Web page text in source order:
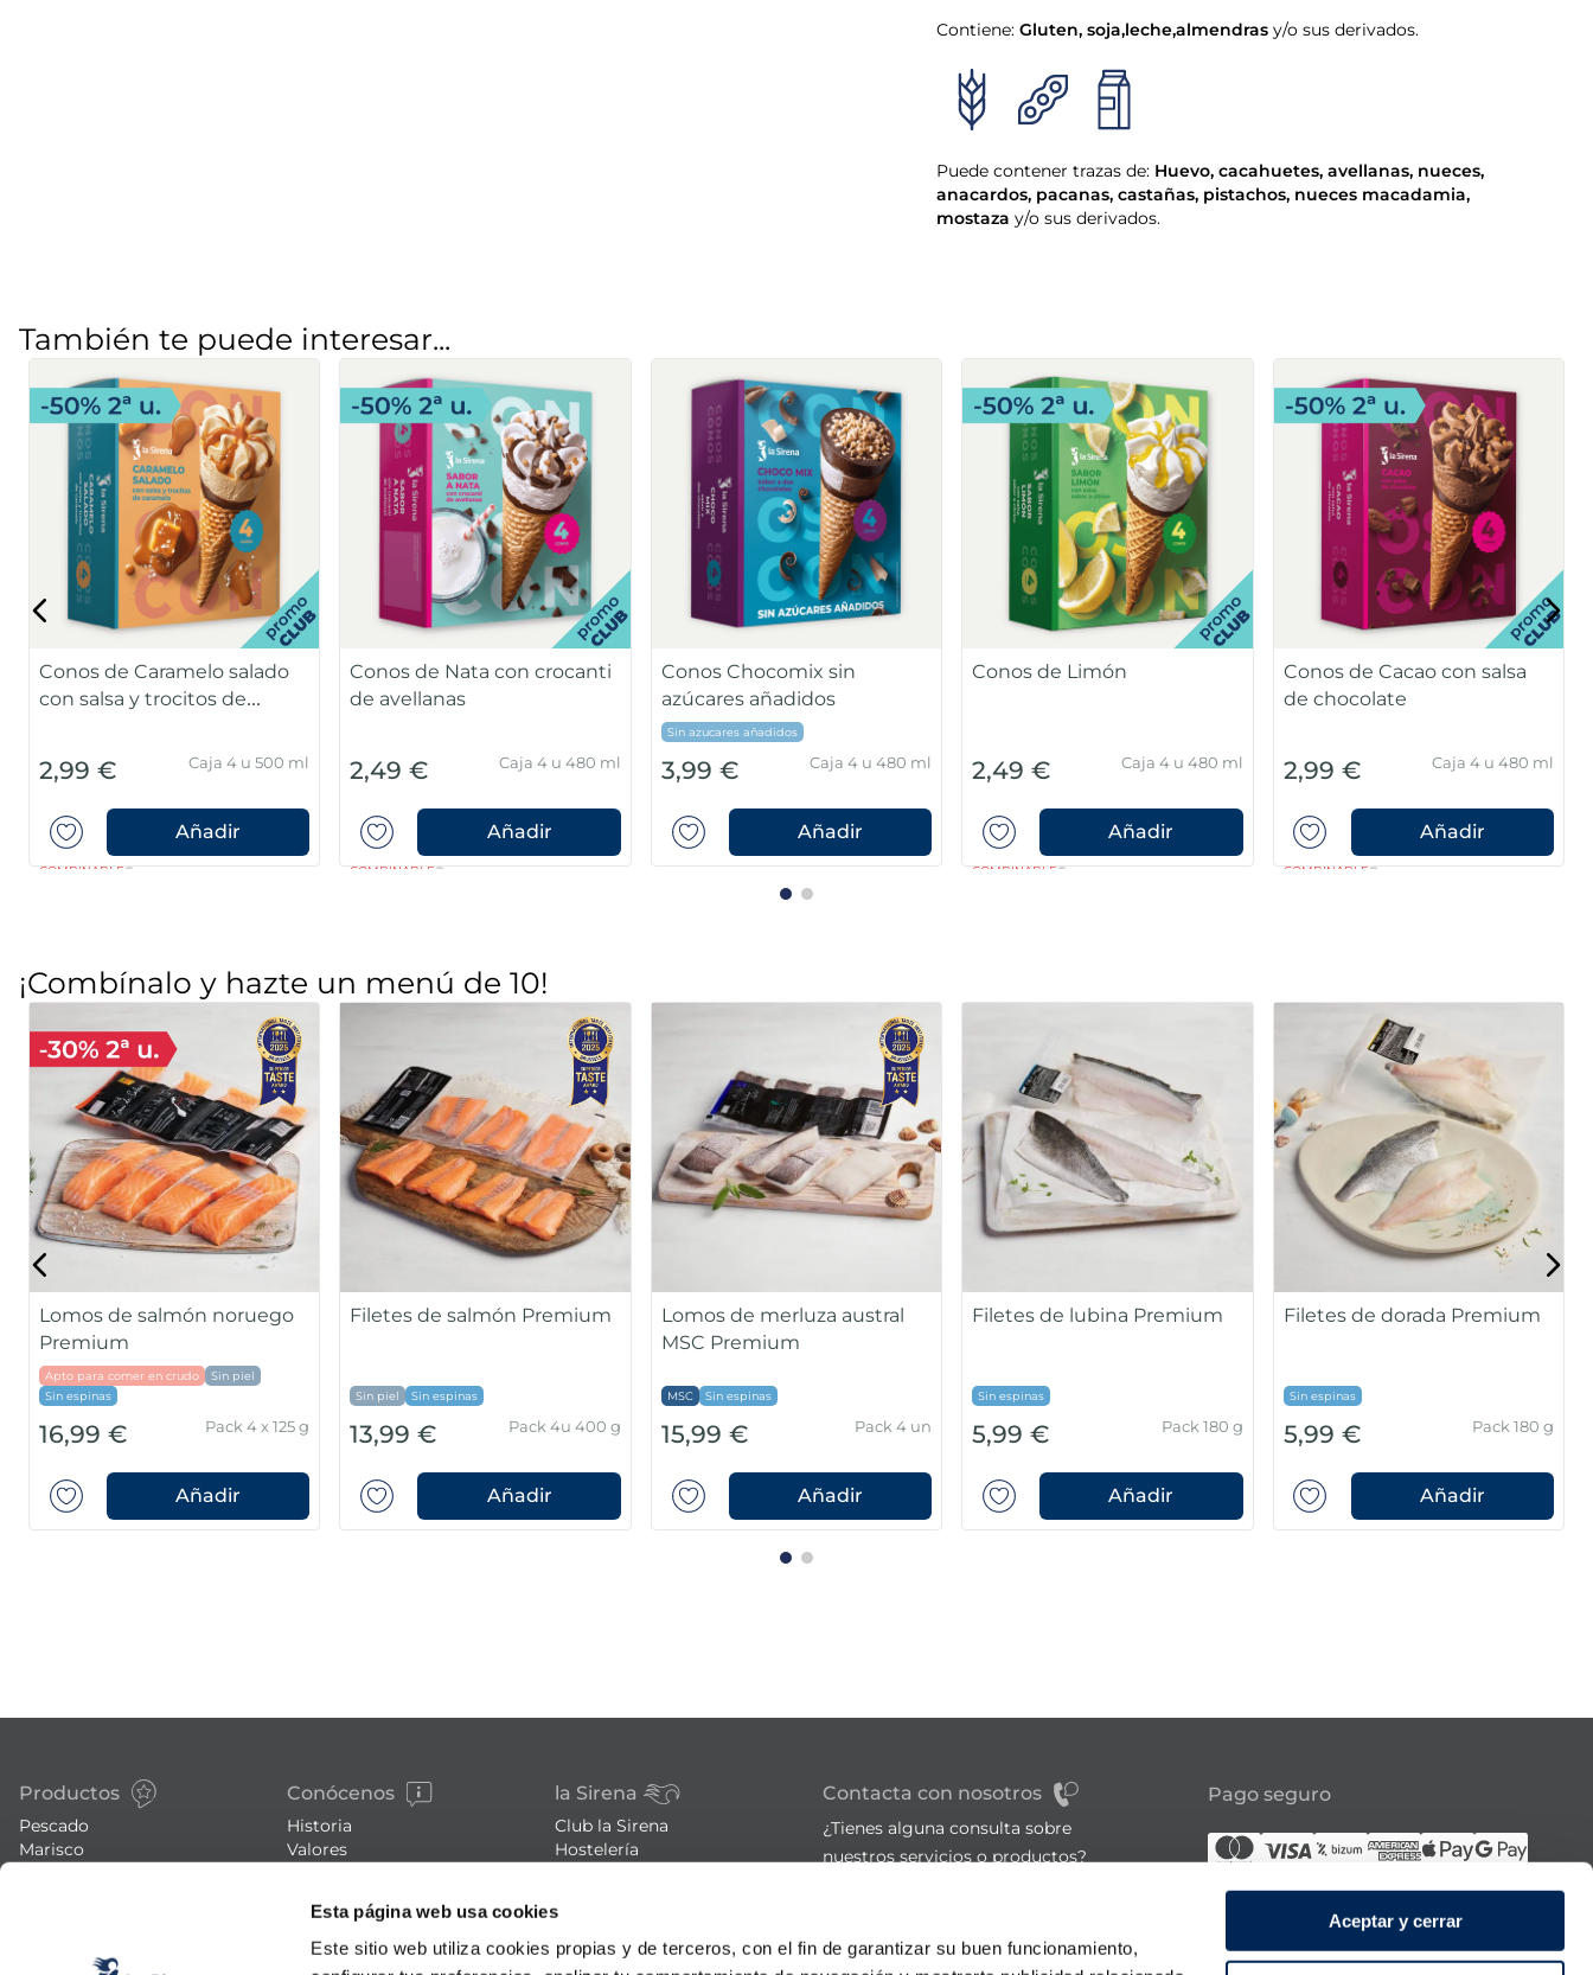
Esta página web usa cookies
Este sitio web utiliza cookies propias y de terceros, con el fin de garantizar su buen funcionamiento,
Aceptar y cerrar
Contiene: Gluten, soja,leche,almendras y/o sus derivados.
Puede contener trazas de: Huevo, cacahuetes, avellanas, nueces,
anacardos, pacanas, castañas, pistachos, nueces macadamia,
mostaza y/o sus derivados.
También te puede interesar...
Conos de Cheesecake
2,99 €
COMBINABLE
Caja 4 u 480 ml
Añadir
Conos Black and White
2,49 €
COMBINABLE
Caja 4 u 480 ml
Añadir
Conos de Vainilla con
crocanti de avellanas
2,49 € Caja 4 u 480 ml
Añadir
Conos de Vainilla sin
azúcares añadidos
3,49 € Caja 4u 480 ml
Añadir
Conos de Turrón
3,49 €
COMBINABLE
Caja 4 u 480 ml
Añadir
¡Combínalo y hazte un menú de 10!
Mejillón de origen nacional
en su jugo
3,99 € Pack 500g
Añadir
Gamba pelada mediana
6,99 € Bolsa 360g
Añadir
12,99 €
Unidad 350-450g -
Añadir
10,99 € Bolsa 450g
Añadir
Gambón Austral mediano
40/60 piezas/caja
MSC
22,99 €
Caja 2kg(40/60
Añadir
Productos
Pescado
Marisco
Conócenos
Historia
Valores
Blog
Eventos
FAQs (preguntas frecuentes)
la Sirena
Club la Sirena
Hostelería
Trucos de cocina
Recetas
Promociones - Bases legales
Contacta con nosotros
¿Tienes alguna consulta sobre
nuestros servicios o productos?
900 21 06 21
De lunes a sábado de 9:00 a 21:00h
Pago seguro